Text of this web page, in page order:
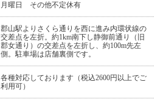
月曜日 その他不定休有
郡山駅よりさくら通りを西に進み内環状線の
交差点を左折。約1km南下し静御前通り（旧
郡女通り）の交差点を左折し、約100m先左
側。駐車場は店舗裏側です。
各種対応しております（税込2600円以上でご
利用可）